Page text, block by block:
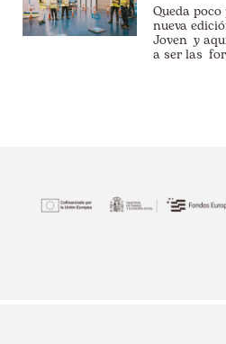
Queda
nueva
Joven y
a ser las